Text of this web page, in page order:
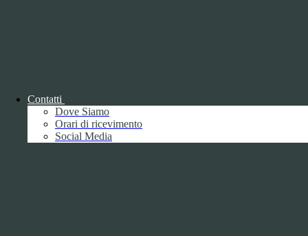
Contatti
Dove Siamo
Orari di ricevimento
Social Media